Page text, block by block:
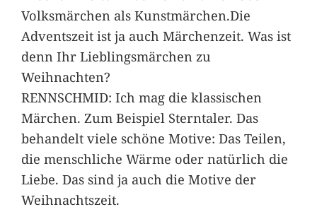
Volksmärchen als Kunstmärchen.Die
Adventszeit ist ja auch Märchenzeit. Was ist
denn Ihr Lieblingsmärchen zu
Weihnachten?
RENNSCHMID: Ich mag die klassischen
Märchen. Zum Beispiel Sterntaler. Das
behandelt viele schöne Motive: Das Teilen,
die menschliche Wärme oder natürlich die
Liebe. Das sind ja auch die Motive der
Weihnachtszeit.